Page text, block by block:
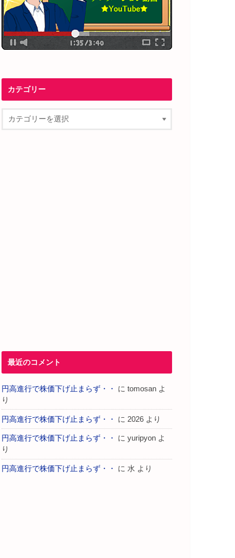
カテゴリー
最近のコメント
円高進行で株価下げ止まらず・・ に tomosan よ
り
円高進行で株価下げ止まらず・・ に 2026 より
円高進行で株価下げ止まらず・・ に yuripyon よ
り
円高進行で株価下げ止まらず・・ に 水 より